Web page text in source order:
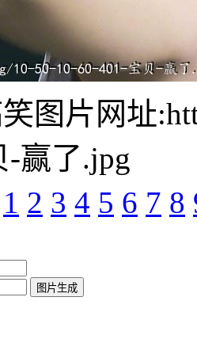
图片网址
-赢了.jpg
1 2 3 4 5 6 7 8